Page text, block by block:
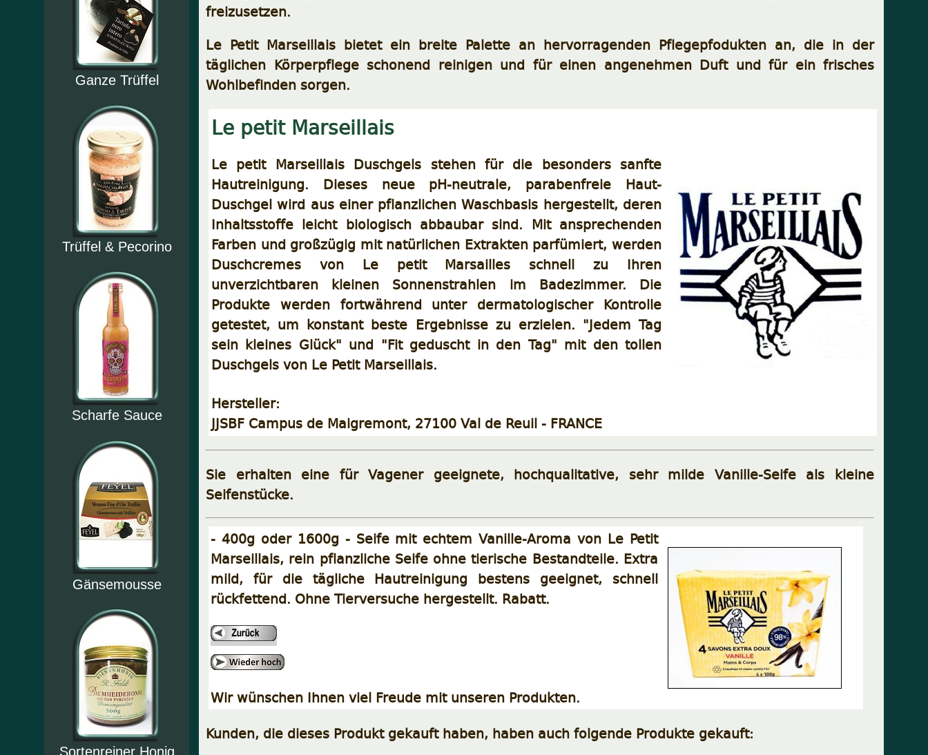
Ganze Trüffel
Trüffel & Pecorino
Scharfe Sauce
Gänsemousse
Sortenreiner Honig
freizusetzen.
Le Petit Marseillais bietet ein breite Palette an hervorragenden Pflegepfodukten an, die in der
täglichen Körperpflege schonend reinigen und für einen angenehmen Duft und für ein frisches
Wohlbefinden sorgen.
Le petit Marseillais
Le petit Marseillais Duschgels stehen für die besonders sanfte
Hautreinigung. Dieses neue pH-neutrale, parabenfreie Haut-
Duschgel wird aus einer pflanzlichen Waschbasis hergestellt, deren
Inhaltsstoffe leicht biologisch abbaubar sind. Mit ansprechenden
Farben und großzügig mit natürlichen Extrakten parfümiert, werden
Duschcremes von Le petit Marsailles schnell zu Ihren
unverzichtbaren kleinen Sonnenstrahlen im Badezimmer. Die
Produkte werden fortwährend unter dermatologischer Kontrolle
getestet, um konstant beste Ergebnisse zu erzielen. "Jedem Tag
sein kleines Glück" und "Fit geduscht in den Tag" mit den tollen
Duschgels von Le Petit Marseillais.
Hersteller:
JJSBF Campus de Maigremont, 27100 Val de Reuil - FRANCE
Sie erhalten eine für Vagener geeignete, hochqualitative, sehr milde Vanille-Seife als kleine
Seifenstücke.
- 400g oder 1600g - Seife mit echtem Vanille-Aroma von Le Petit
Marseillais, rein pflanzliche Seife ohne tierische Bestandteile. Extra
mild, für die tägliche Hautreinigung bestens geeignet, schnell
rückfettend. Ohne Tierversuche hergestellt. Rabatt.
Wir wünschen Ihnen viel Freude mit unseren Produkten.
Kunden, die dieses Produkt gekauft haben, haben auch folgende Produkte gekauft: